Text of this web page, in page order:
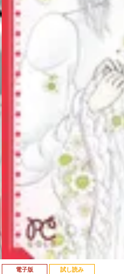
電子版 試し読み